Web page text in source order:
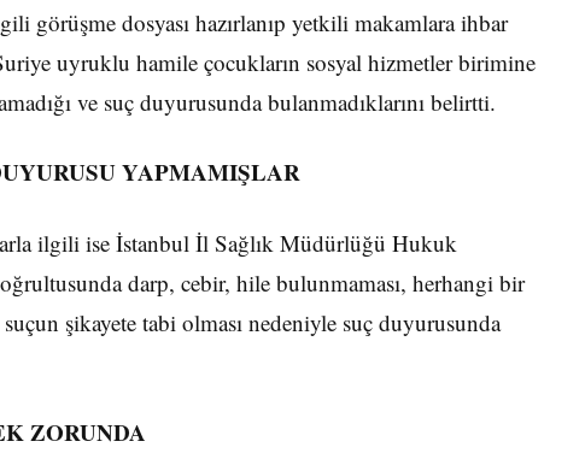
görüşme dosyası hazırlanıp yetkili makamlara ihbar
uyruklu hamile çocukların sosyal hizmetler birimine
ve suç duyurusunda bulanmadıklarını belirtti.
YAPMAMIŞLAR
ilgili ise İstanbul İl Sağlık Müdürlüğü Hukuk
darp, cebir, hile bulunmaması, herhangi bir
şikayete tabi olması nedeniyle suç duyurusunda
ZORUNDA